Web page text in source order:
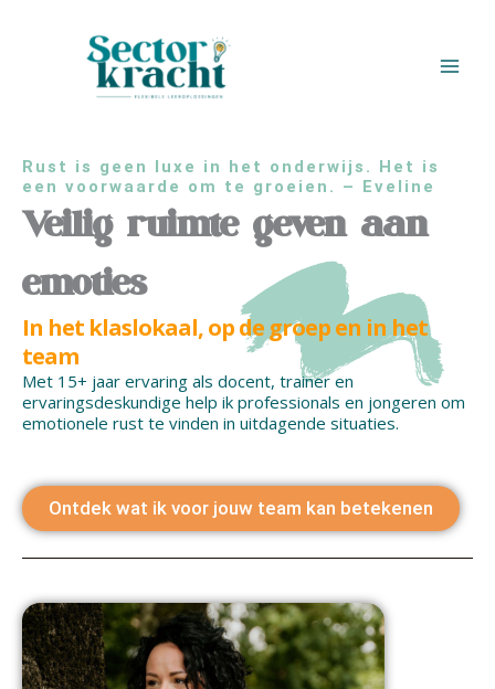
Rust is geen luxe in het onderwijs. Het is
een voorwaarde om te groeien. – Eveline
Veilig ruimte geven aan
emoties
In het klaslokaal, op de groep en in het
team
Met 15+ jaar ervaring als docent, trainer en
ervaringsdeskundige help ik professionals en jongeren om
emotionele rust te vinden in uitdagende situaties.
Ontdek wat ik voor jouw team kan betekenen